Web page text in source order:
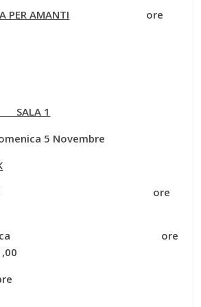
PER AMANTI ore
SALA 1
5 Novembre
– Venerdì ore
Domenica ore
Novembre